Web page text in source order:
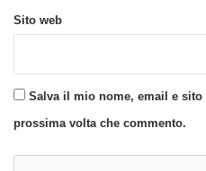
Sito web
Salva il mio nome, email e
prossima volta che commento.